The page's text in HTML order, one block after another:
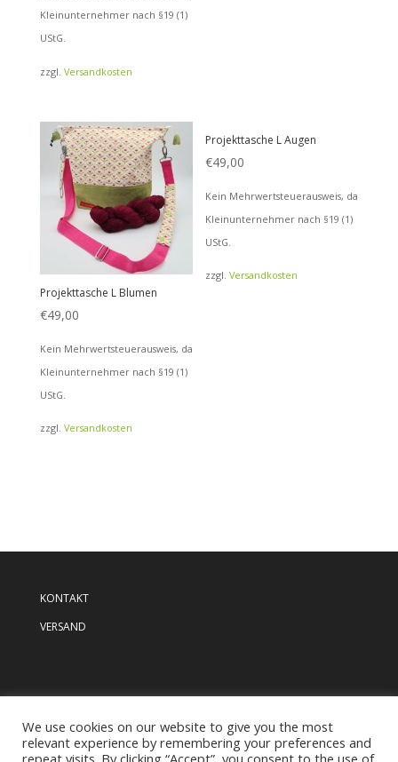
Kleinunternehmer nach §19 (1)
UStG.
zzgl. Versandkosten
Projekttasche L Blumen
€49,00
Kein Mehrwertsteuerausweis, da
Kleinunternehmer nach §19 (1)
UStG.
zzgl. Versandkosten
Projekttasche L Augen
€49,00
Kein Mehrwertsteuerausweis, da
Kleinunternehmer nach §19 (1)
UStG.
zzgl.Versandkosten
KONTAKT
VERSAND
We use cookies on our website to give you the most
relevant experience by remembering your preferences and
repeat visits. By clicking “Accept”, you consent to the use of